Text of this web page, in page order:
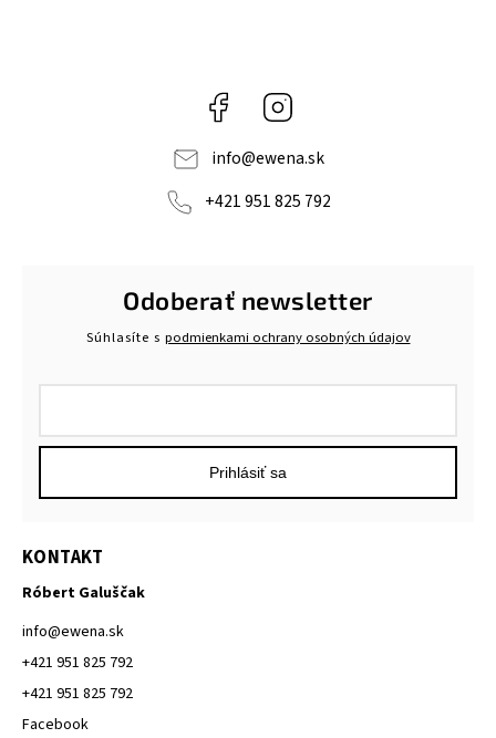
Facebook
info@ewena.sk
+421 951 825 792
Odoberať newsletter
Súhlasíte s podmienkami ochrany osobných údajov
Prihlásiť sa
KONTAKT
Róbert Galuščak
info@ewena.sk
+421 951 825 792
+421 951 825 792
Facebook